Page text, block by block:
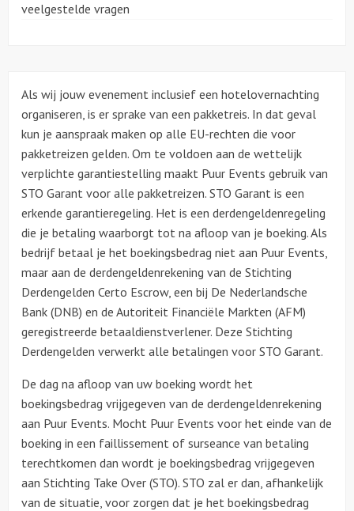
veelgestelde vragen
Als wij jouw evenement inclusief een hotelovernachting
organiseren, is er sprake van een pakketreis. In dat geval
kun je aanspraak maken op alle EU-rechten die voor
pakketreizen gelden. Om te voldoen aan de wettelijk
verplichte garantiestelling maakt Puur Events gebruik van
STO Garant voor alle pakketreizen. STO Garant is een
erkende garantieregeling. Het is een derdengeldenregeling
die je betaling waarborgt tot na afloop van je boeking. Als
bedrijf betaal je het boekingsbedrag niet aan Puur Events,
maar aan de derdengeldenrekening van de Stichting
Derdengelden Certo Escrow, een bij De Nederlandsche
Bank (DNB) en de Autoriteit Financiële Markten (AFM)
geregistreerde betaaldienstverlener. Deze Stichting
Derdengelden verwerkt alle betalingen voor STO Garant.
De dag na afloop van uw boeking wordt het
boekingsbedrag vrijgegeven van de derdengeldenrekening
aan Puur Events. Mocht Puur Events voor het einde van de
boeking in een faillissement of surseance van betaling
terechtkomen dan wordt je boekingsbedrag vrijgegeven
aan Stichting Take Over (STO). STO zal er dan, afhankelijk
van de situatie, voor zorgen dat je het boekingsbedrag